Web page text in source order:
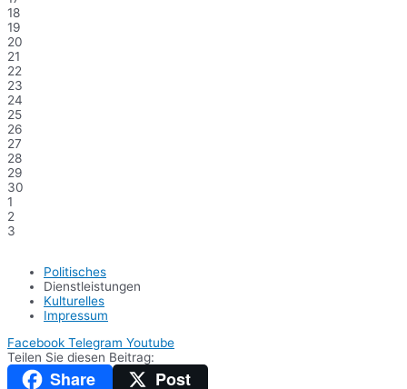
18
19
20
21
22
23
24
25
26
27
28
29
30
1
2
3
Politisches
Dienstleistungen
Kulturelles
Impressum
Facebook Telegram Youtube
Teilen Sie diesen Beitrag:
Share Post